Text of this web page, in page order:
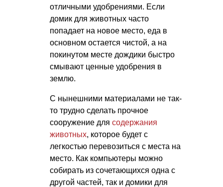
отличными удобрениями. Если
домик для животных часто
попадает на новое место, еда в
основном остается чистой, а на
покинутом месте дождики быстро
смывают ценные удобрения в
землю.
С нынешними материалами не так-
то трудно сделать прочное
сооружение для содержания
животных, которое будет с
легкостью перевозиться с места на
место. Как компьютеры можно
собирать из сочетающихся одна с
другой частей, так и домики для